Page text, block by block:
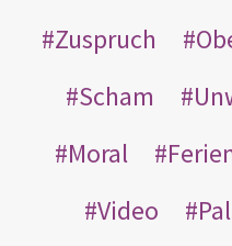
Zuspruch
Scham
Moral
Video